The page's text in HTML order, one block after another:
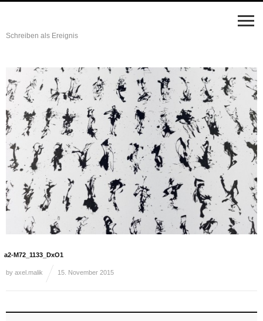
Schreiben als Ereignis
a2-M72_1133_DxO1
by axel.malik 15. November 2015